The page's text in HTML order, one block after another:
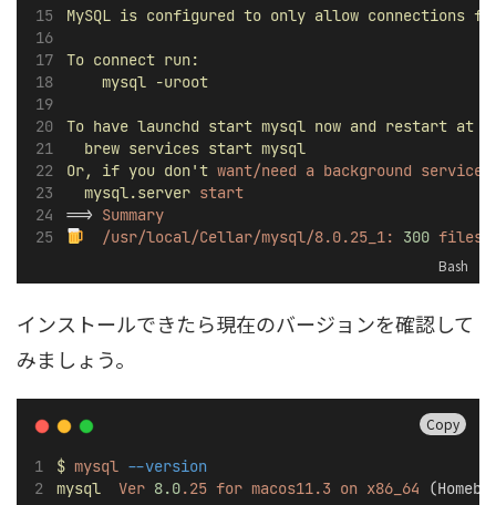
MySQL is configured to only allow connections
To connect run:
    mysql -uroot
To have launchd start mysql now and restart at
  brew services start mysql
Or, if you don't want/need a background service
mysql.server start
==> Summary
/usr/local/Cellar/mysql/8.0.25_1:
300 files,
Bash
インストールできたら現在のバージョンを確認して
みましょう。
Copy
$ mysql --version
mysql
Ver 8.0.25 for macos11.3 on x86_64